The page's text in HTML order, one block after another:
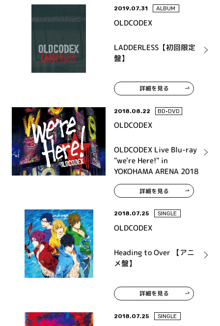
2019.07.31 ALBUM
OLDCODEX
LADDERLESS【初回限定
盤】
詳細を見る
2018.08.22 BD•DVD
OLDCODEX
OLDCODEX Live Blu-ray
"we're Here!" in
YOKOHAMA ARENA 2018
詳細を見る
2018.07.25 SINGLE
OLDCODEX
Heading to Over 【アニ
メ盤】
詳細を見る
2018.07.25 SINGLE